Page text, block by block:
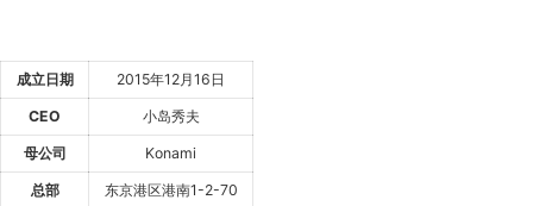
成立日期 2015年12月16日
CEO 小岛秀夫
母公司 Konami
总部 东京港区港南1-2-70